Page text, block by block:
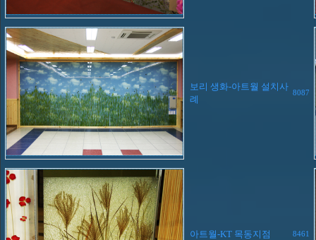
보리 생화-아트월 설치사
례
8087
아트월-KT 목동지점 8461